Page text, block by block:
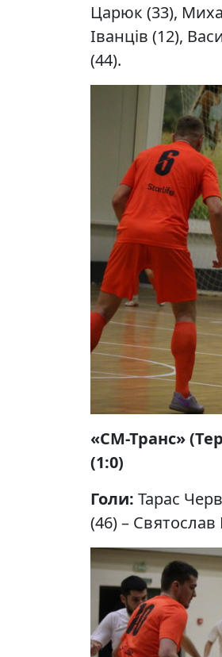
Царюк (33),
Іванців (12),
(44).
«СМ-Транс»
(1:0)
Голи: Тарас
(46) –